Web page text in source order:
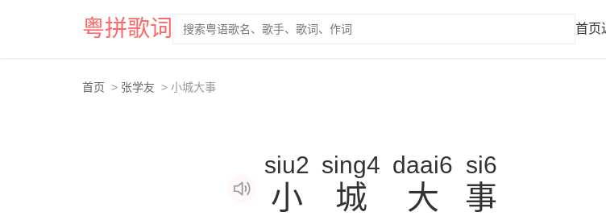
粤拼歌词 首页
首页 张学友 小城大事
小
siu2
城
sing4
大
daai6
事
si6